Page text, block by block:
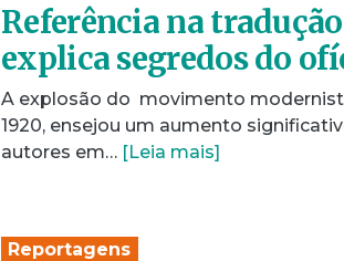
Referência na
explica segredos do
A explosão do movimento
1920, ensejou um aumento
autores em… [Leia mais]
Reportagens